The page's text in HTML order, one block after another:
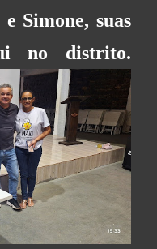
Simone, suas
no distrito.